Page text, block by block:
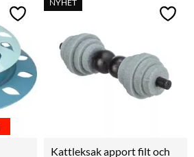
Lägg till i favoriter
Kattleksak apport filt och
NYHET
Lägg